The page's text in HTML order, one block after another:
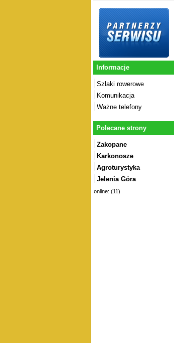
Informacje
Szlaki rowerowe
Komunikacja
Ważne telefony
Polecane strony
Zakopane
Karkonosze
Agroturystyka
Jelenia Góra
online: (11)